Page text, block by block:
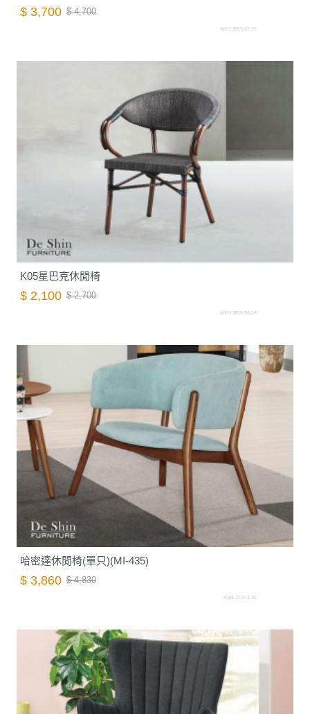
$ 3,700 $ 4,700
A003.1015-27.25
K05星巴克休閒椅
$ 2,100 $ 2,700
A003.1015-26.26
哈密達休閒椅(單只)(MI-435)
$ 3,860 $ 4,830
A088.2710-2.26